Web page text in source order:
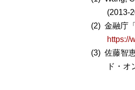
(2013-
金融庁
https://
佐藤智
ド・オ